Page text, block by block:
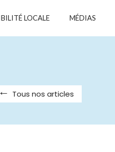
LOCALE MÉDIAS
Tous nos articles